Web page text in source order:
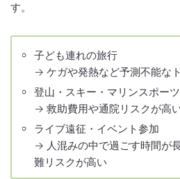
す。
子ども連れの旅行
→ ケガや発熱など予測不能な
登山・スキー・マリンスポー
→ 救助費用や通院リスクが高
ライブ遠征・イベント参加
→ 人混みの中で過ごす時間が
難リスクが高い